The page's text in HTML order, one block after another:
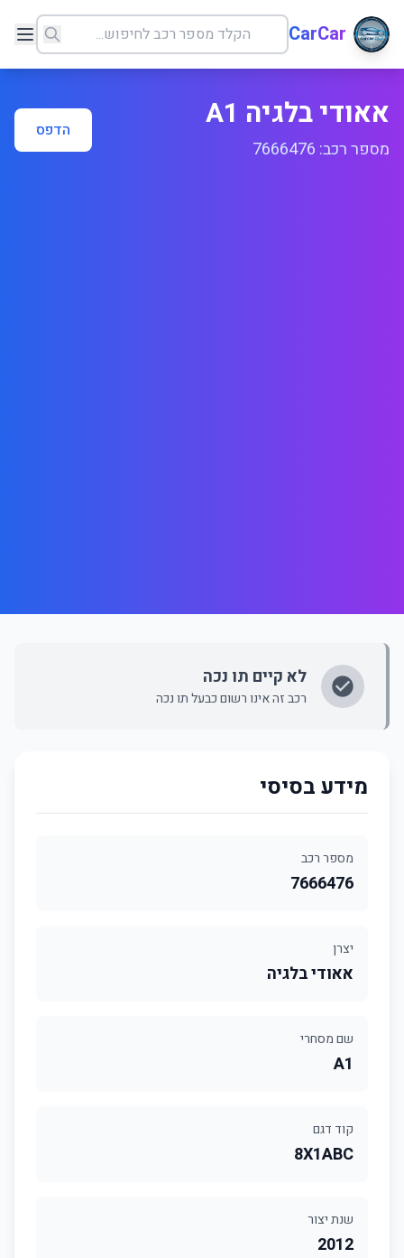
CarCar
אאודי בלגיה A1
מספר רכב: 7666476
הדפס
לא קיים תו נכה
רכב זה אינו רשום כבעל תו נכה
מידע בסיסי
מספר רכב
7666476
יצרן
אאודי בלגיה
שם מסחרי
A1
קוד דגם
8X1ABC
שנת יצור
2012